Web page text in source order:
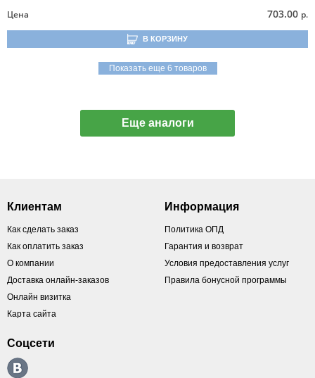
Цена
703.00 р.
В КОРЗИНУ
Показать еще 6 товаров
Еще аналоги
Клиентам
Как сделать заказ
Как оплатить заказ
О компании
Доставка онлайн-заказов
Онлайн визитка
Карта сайта
Информация
Политика ОПД
Гарантия и возврат
Условия предоставления услуг
Правила бонусной программы
Соцсети